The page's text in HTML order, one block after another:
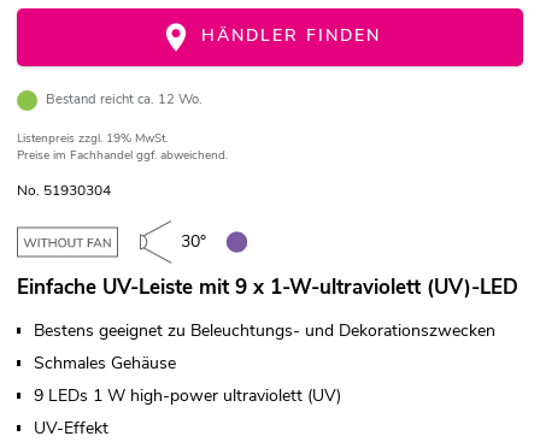
HÄNDLER FINDEN
Bestand reicht ca. 12 Wo.
Listenpreis zzgl. 19% MwSt.
Preise im Fachhandel ggf. abweichend.
No. 51930304
30°
Einfache UV-Leiste mit 9 x 1-W-ultraviolett (UV)-LED
Bestens geeignet zu Beleuchtungs- und Dekorationszwecken
Schmales Gehäuse
9 LEDs 1 W high-power ultraviolett (UV)
UV-Effekt